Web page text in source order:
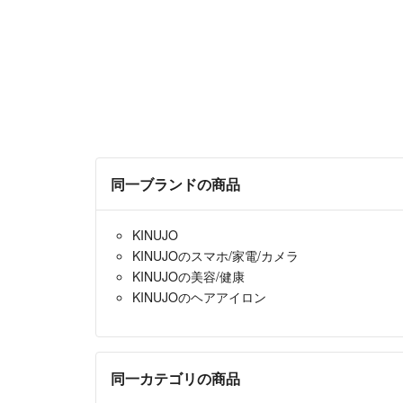
同一ブランドの商品
KINUJO
KINUJOのスマホ/家電/カメラ
KINUJOの美容/健康
KINUJOのヘアアイロン
同一カテゴリの商品